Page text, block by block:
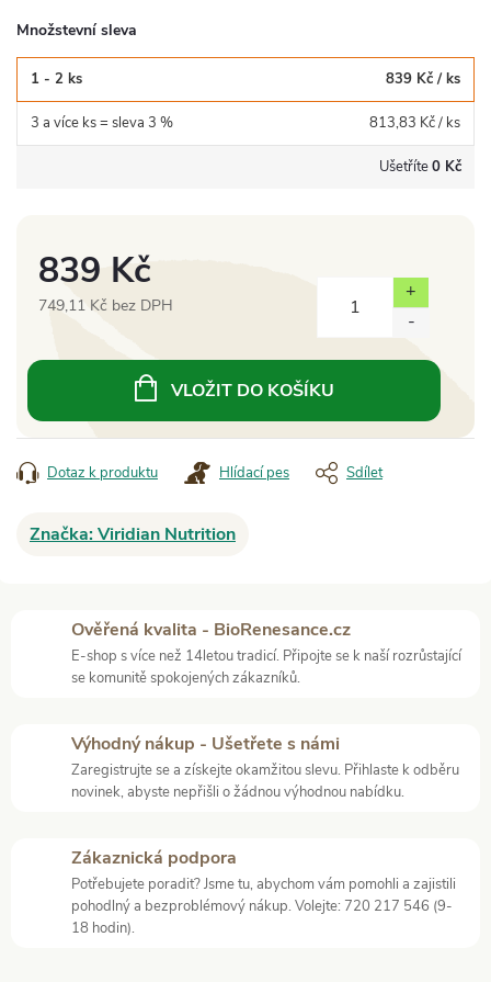
Množstevní sleva
1 - 2 ks 839 Kč / ks
3 a více ks = sleva 3 % 813,83 Kč/ ks
Ušetříte0 Kč
839 Kč
749,11 Kč bez DPH
cena:
VLOŽIT DO KOŠÍKU
Dotaz k produktu Hlídací pes Sdílet
Značka:Viridian Nutrition
Ověřená kvalita - BioRenesance.cz
E-shop s více než 14letou tradicí. Připojte se k naší rozrůstající
se komunitě spokojených zákazníků.
Výhodný nákup - Ušetřete s námi
Zaregistrujte se a získejte okamžitou slevu. Přihlaste k odběru
novinek, abyste nepřišli o žádnou výhodnou nabídku.
Zákaznická podpora
Potřebujete poradit? Jsme tu, abychom vám pomohli a zajistili
pohodlný a bezproblémový nákup. Volejte: 720 217 546 (9-
18 hodin).